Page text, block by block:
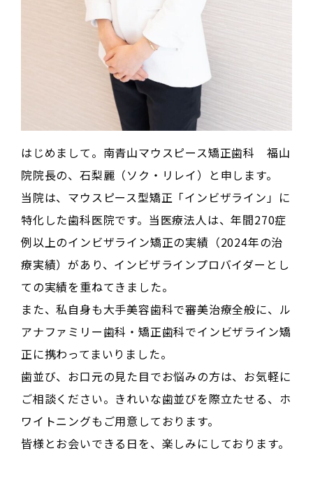
はじめまして。南青山マウスピース矯正歯科　福山
院院長の、石梨麗（ソク・リレイ）と申します。
当院は、マウスピース型矯正「インビザライン」に
特化した歯科医院です。当医療法人は、年間270症
例以上のインビザライン矯正の実績（2024年の治
療実績）があり、インビザラインプロバイダーとし
ての実績を重ねてきました。
また、私自身も大手美容歯科で審美治療全般に、ル
アナファミリー歯科・矯正歯科でインビザライン矯
正に携わってまいりました。
歯並び、お口元の見た目でお悩みの方は、お気軽に
ご相談ください。きれいな歯並びを際立たせる、ホ
ワイトニングもご用意しております。
皆様とお会いできる日を、楽しみにしております。